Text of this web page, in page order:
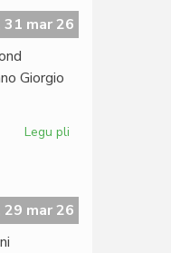
interpretonto
de
mar 26
Giorgio
Legu pli
de
la
29 mar 26